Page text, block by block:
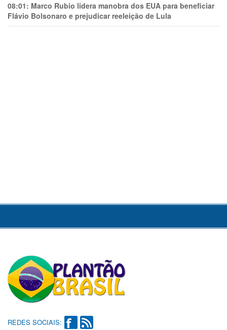
08:01: Marco Rubio lidera manobra dos EUA para beneficiar
Flávio Bolsonaro e prejudicar reeleição de Lula
REDES SOCIAIS: